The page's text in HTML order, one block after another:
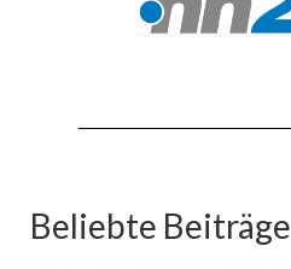
Rüstwagen RW 1
Beliebte Beiträge